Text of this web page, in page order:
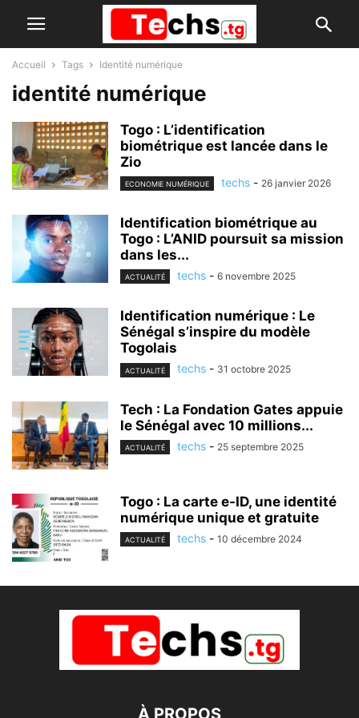
Accueil Tags Identité numérique
identité numérique
Togo : L’identification
biométrique est lancée dans le
Zio
ECONOMIE NUMÉRIQUE techs - 26 janvier 2026
Identification biométrique au
Togo : L’ANID poursuit sa mission
dans les...
ACTUALITÉ techs - 6 novembre 2025
Identification numérique : Le
Sénégal s’inspire du modèle
Togolais
ACTUALITÉ techs - 31 octobre 2025
Tech : La Fondation Gates appuie
le Sénégal avec 10 millions...
ACTUALITÉ techs - 25 septembre 2025
Togo : La carte e-ID, une identité
numérique unique et gratuite
ACTUALITÉ techs - 10 décembre 2024
À PROPOS